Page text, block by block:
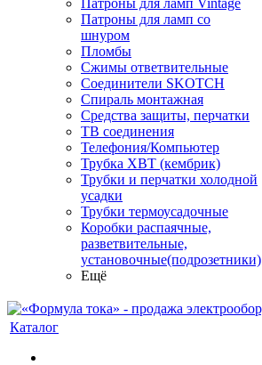
Патроны для ламп Vintage
Патроны для ламп со
шнуром
Пломбы
Сжимы ответвительные
Соединители SKOTCH
Спираль монтажная
Средства защиты, перчатки
ТВ соединения
Телефония/Компьютер
Трубка ХВТ (кембрик)
Трубки и перчатки холодной
усадки
Трубки термоусадочные
Коробки распаячные,
разветвительные,
установочные(подрозетники)
Ещё
Каталог